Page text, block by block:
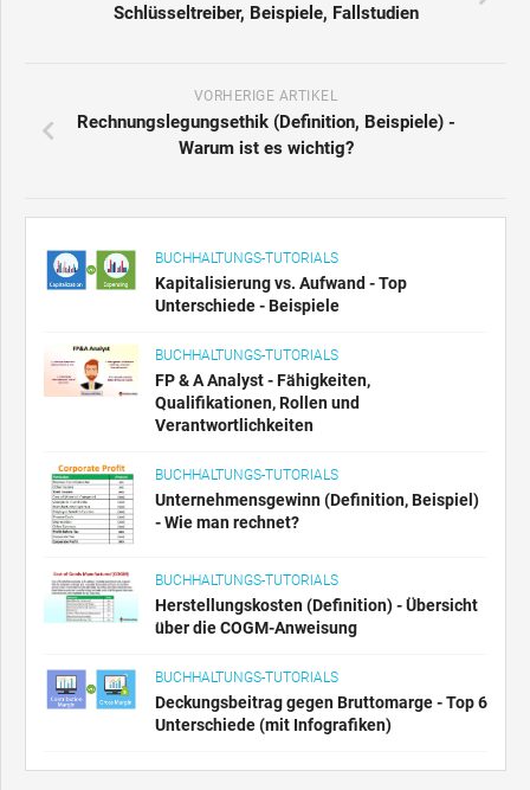
Schlüsseltreiber, Beispiele, Fallstudien
VORHERIGE ARTIKEL
Rechnungslegungsethik (Definition, Beispiele) -
Warum ist es wichtig?
BUCHHALTUNGS-TUTORIALS
Kapitalisierung vs. Aufwand - Top
Unterschiede - Beispiele
BUCHHALTUNGS-TUTORIALS
FP & A Analyst - Fähigkeiten,
Qualifikationen, Rollen und
Verantwortlichkeiten
BUCHHALTUNGS-TUTORIALS
Unternehmensgewinn (Definition, Beispiel)
- Wie man rechnet?
BUCHHALTUNGS-TUTORIALS
Herstellungskosten (Definition) - Übersicht
über die COGM-Anweisung
BUCHHALTUNGS-TUTORIALS
Deckungsbeitrag gegen Bruttomarge - Top 6
Unterschiede (mit Infografiken)